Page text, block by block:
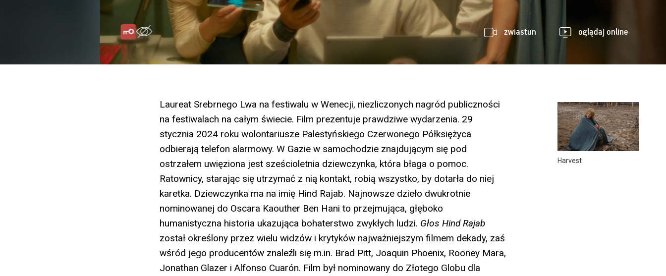
zwiastun oglądaj online
Harvest
Laureat Srebrnego Lwa na festiwalu w Wenecji, niezliczonych nagród publiczności
na festiwalach na całym świecie. Film prezentuje prawdziwe wydarzenia. 29
stycznia 2024 roku wolontariusze Palestyńskiego Czerwonego Półksiężyca
odbierają telefon alarmowy. W Gazie w samochodzie znajdującym się pod
ostrzałem uwięziona jest sześcioletnia dziewczynka, która błaga o pomoc.
Ratownicy, starając się utrzymać z nią kontakt, robią wszystko, by dotarła do niej
karetka. Dziewczynka ma na imię Hind Rajab. Najnowsze dzieło dwukrotnie
nominowanej do Oscara Kaouther Ben Hani to przejmująca, głęboko
humanistyczna historia ukazująca bohaterstwo zwykłych ludzi. Głos Hind Rajab
został określony przez wielu widzów i krytyków najważniejszym filmem dekady, zaś
wśród jego producentów znaleźli się m.in. Brad Pitt, Joaquin Phoenix, Rooney Mara,
Jonathan Glazer i Alfonso Cuarón. Film był nominowany do Złotego Globu dla